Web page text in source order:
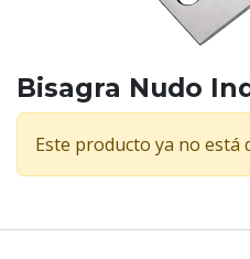
Bisagra Nudo
Este producto ya no está